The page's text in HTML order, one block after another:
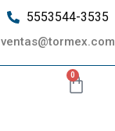
5553544-3535
ventas@tormex.com
0